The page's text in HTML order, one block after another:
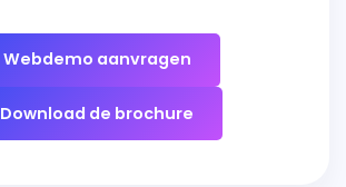
Webdemo aanvragen
Download de brochure